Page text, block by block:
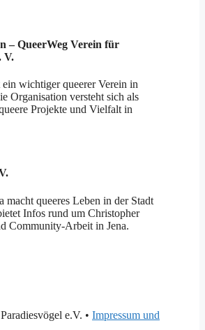
– QueerWeg Verein für
V.
ein wichtiger queerer Verein in
Organisation versteht sich als
Projekte und Vielfalt in
macht queeres Leben in der Stadt
Infos rund um Christopher
Community-Arbeit in Jena.
e.V. • Impressum und